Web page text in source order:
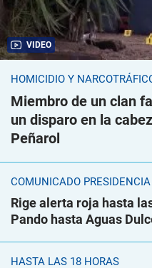
VIDEO
HOMICIDIO Y
Miembro de un clan
un disparo en la
Peñarol
COMUNICADO PRESIDENCIA
Rige alerta roja hasta
Pando hasta Aguas
HASTA LAS 18 HORAS